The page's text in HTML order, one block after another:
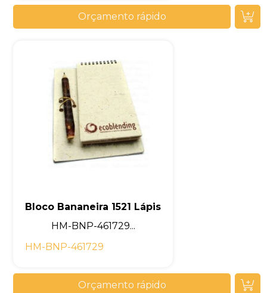
Orçamento rápido
Bloco Bananeira 1521 Lápis
HM-BNP-461729...
HM-BNP-461729
Orçamento rápido